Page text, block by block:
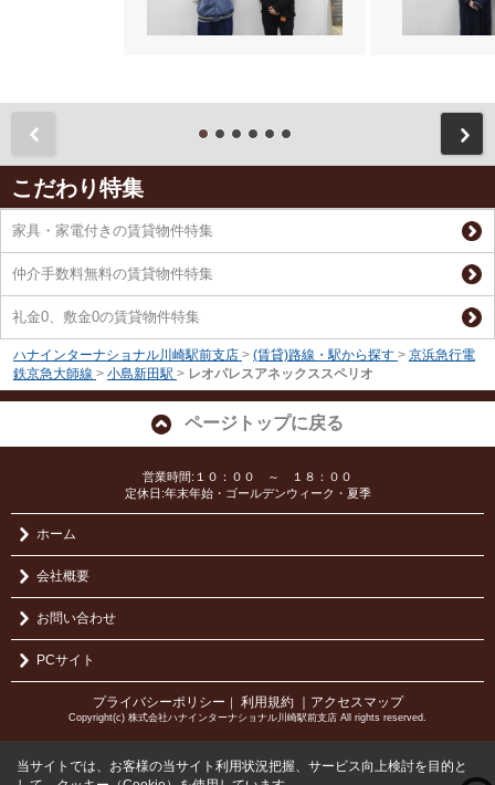
こだわり特集
家具・家電付きの賃貸物件特集
仲介手数料無料の賃貸物件特集
礼金0、敷金0の賃貸物件特集
ハナインターナショナル川崎駅前支店 > (賃貸)路線・駅から探す > 京浜急行電
鉄京急大師線 > 小島新田駅 > レオパレスアネックススペリオ
ページトップに戻る
営業時間:１０：００ ～ １８：００
定休日:年末年始・ゴールデンウィーク・夏季
ホーム
会社概要
お問い合わせ
PCサイト
プライバシーポリシー ｜ 利用規約 ｜アクセスマップ
Copyright(c) 株式会社ハナインターナショナル川崎駅前支店 All rights reserved.
当サイトでは、お客様の当サイト利用状況把握、サービス向上検討を目的と